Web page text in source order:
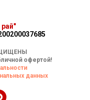
офертой!
данных